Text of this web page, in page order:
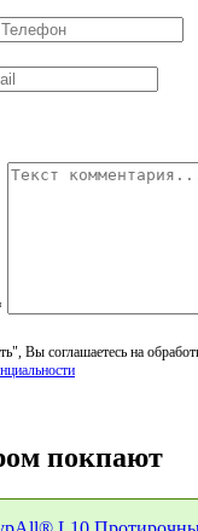
Вы соглашаетесь на
покпают